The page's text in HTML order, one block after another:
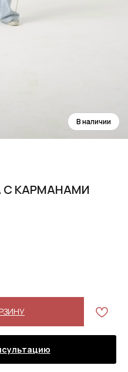
С КАРМАНАМИ